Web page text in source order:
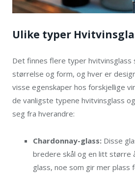
Ulike typer
Det finnes flere typer hvitvinsglass
størrelse og form, og hver er
visse egenskaper hos forskjellige
de vanligste typene hvitvinsglass
seg fra hverandre:
Chardonnay-glass: Disse
bredere skål og en litt større
glass, noe som gir mer plass